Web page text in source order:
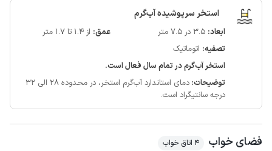
نیز در محوطه سکونت دارد، همچنین دروازه ورودی و حیاط نیز به صورت مشترک با
سرایدار استفاده می گردد.
دسترسی به نانوایی و سوپرمارکت با فاصله حدود 300 متری امکان پذیر است.
کیفیت پوشش شبکه تلفن همراه برای اپراتور ایرانسل در مکالمه خوب و برای
اپراتور همراه اول در مکالمه ضعیف است همچنین دسترسی به اینترنت برای پراتور
ایرانسل به صورت 4g و همراه اول فاقد اینترنت می باشد.
استخر سرپوشیده آب‌گرم
ابعاد: 3.5 در 7.5 متر عمق: از 1.4 تا 1.7 متر
تصفیه: اتوماتیک
استخر آب‌گرم در تمام سال فعال است.
توضیحات:
دمای استاندارد آب‌گرم استخر، در محدوده 28 الی 32
درجه سانتیگراد است.
فضای خواب 4 اتاق خواب